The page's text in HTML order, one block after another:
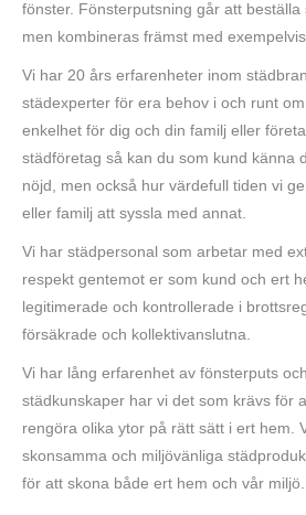
fönster. Fönsterputsning går att
men kombineras främst med exempelvis
Vi har 20 års erfarenheter inom
städexperter för era behov i och runt
enkelhet för dig och din familj eller
städföretag så kan du som kund känna
nöjd, men också hur värdefull tiden vi
eller familj att syssla med annat.
Vi har städpersonal som arbetar med
respekt gentemot er som kund och ert
legitimerade och kontrollerade i
försäkrade och kollektivanslutna.
Vi har lång erfarenhet av fönsterputs
städkunskaper har vi det som krävs för
rengöra olika ytor på rätt sätt i ert hem.
skonsamma och miljövänliga
för att skona både ert hem och vår miljö.